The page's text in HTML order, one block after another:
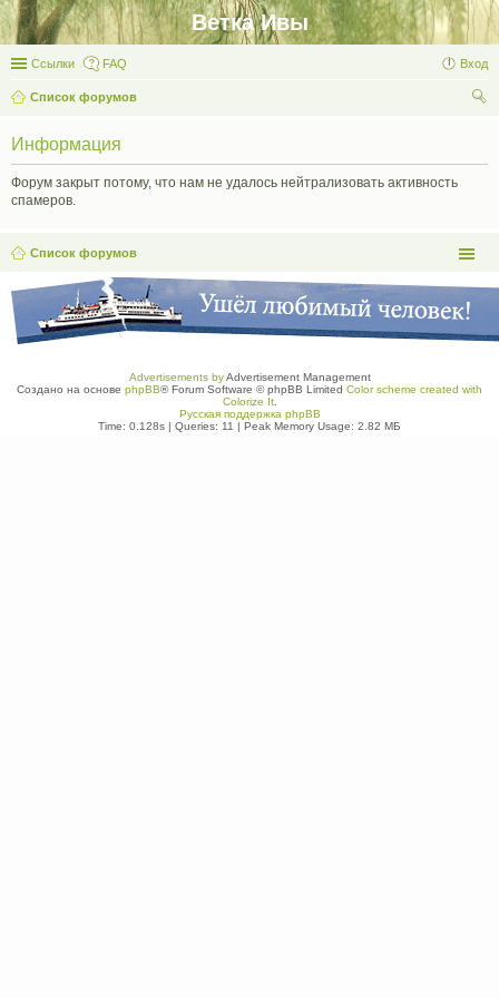
Ветка Ивы
Ссылки FAQ Вход
Список форумов
Информация
Форум закрыт потому, что нам не удалось нейтрализовать активность
спамеров.
Список форумов
Advertisements byAdvertisement Management
Создано на основе phpBB® Forum Software © phpBB Limited Color scheme created with
Colorize It.
Русская поддержка phpBB
Time: 0.128s | Queries: 11 | Peak Memory Usage: 2.82 МБ